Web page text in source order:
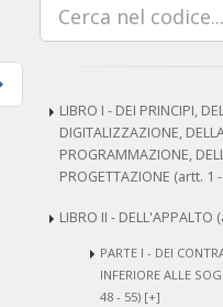
LIBRO I - DEI PRINCIPI,
DIGITALIZZAZIONE,
PROGRAMMAZIONE,
PROGETTAZIONE (artt. 1
LIBRO II - DELL'APPALTO
PARTE I - DEI
INFERIORE ALLE
48 - 55) [+]